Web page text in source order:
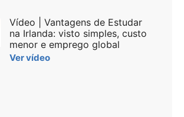
Vídeo | Vantagens de Estudar
na Irlanda: visto simples, custo
menor e emprego global
Ver vídeo